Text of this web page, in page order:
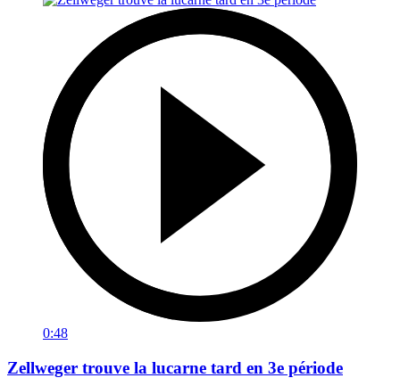
0:48
Zellweger trouve la lucarne tard en 3e période